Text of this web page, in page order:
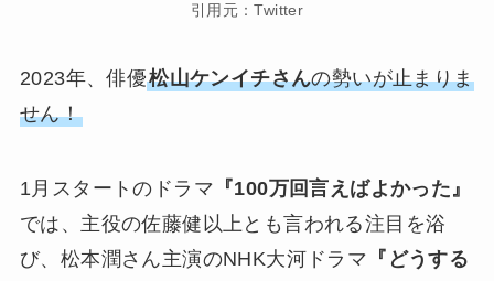
引用元：Twitter
2023年、俳優松山ケンイチさんの勢いが止まりま
せん！
1月スタートのドラマ 『100万回言えばよかった』
では、主役の佐藤健以上とも言われる注目を浴
び、松本潤さん主演のNHK大河ドラマ 『どうする